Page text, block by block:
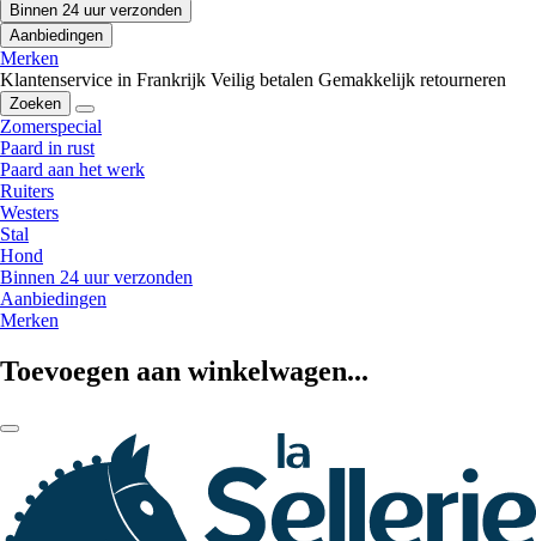
Binnen 24 uur verzonden
Aanbiedingen
Merken
Klantenservice in Frankrijk Veilig betalen Gemakkelijk retourneren
Zoeken
Zomerspecial
Paard in rust
Paard aan het werk
Ruiters
Westers
Stal
Hond
Binnen 24 uur verzonden
Aanbiedingen
Merken
Toevoegen aan winkelwagen...